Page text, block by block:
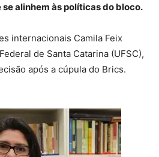
se alinhem às políticas do bloco.
internacionais Camila Feix
de Santa Catarina (UFSC),
após a cúpula do Brics.